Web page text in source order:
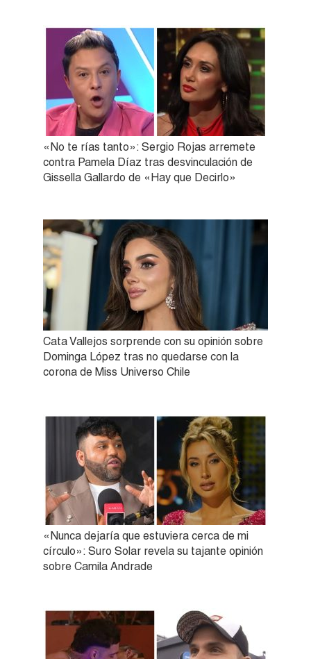
«No te rías tanto»: Sergio Rojas arremete
contra Pamela Díaz tras desvinculación de
Gissella Gallardo de «Hay que Decirlo»
Cata Vallejos sorprende con su opinión sobre
Dominga López tras no quedarse con la
corona de Miss Universo Chile
«Nunca dejaría que estuviera cerca de mi
círculo»: Suro Solar revela su tajante opinión
sobre Camila Andrade